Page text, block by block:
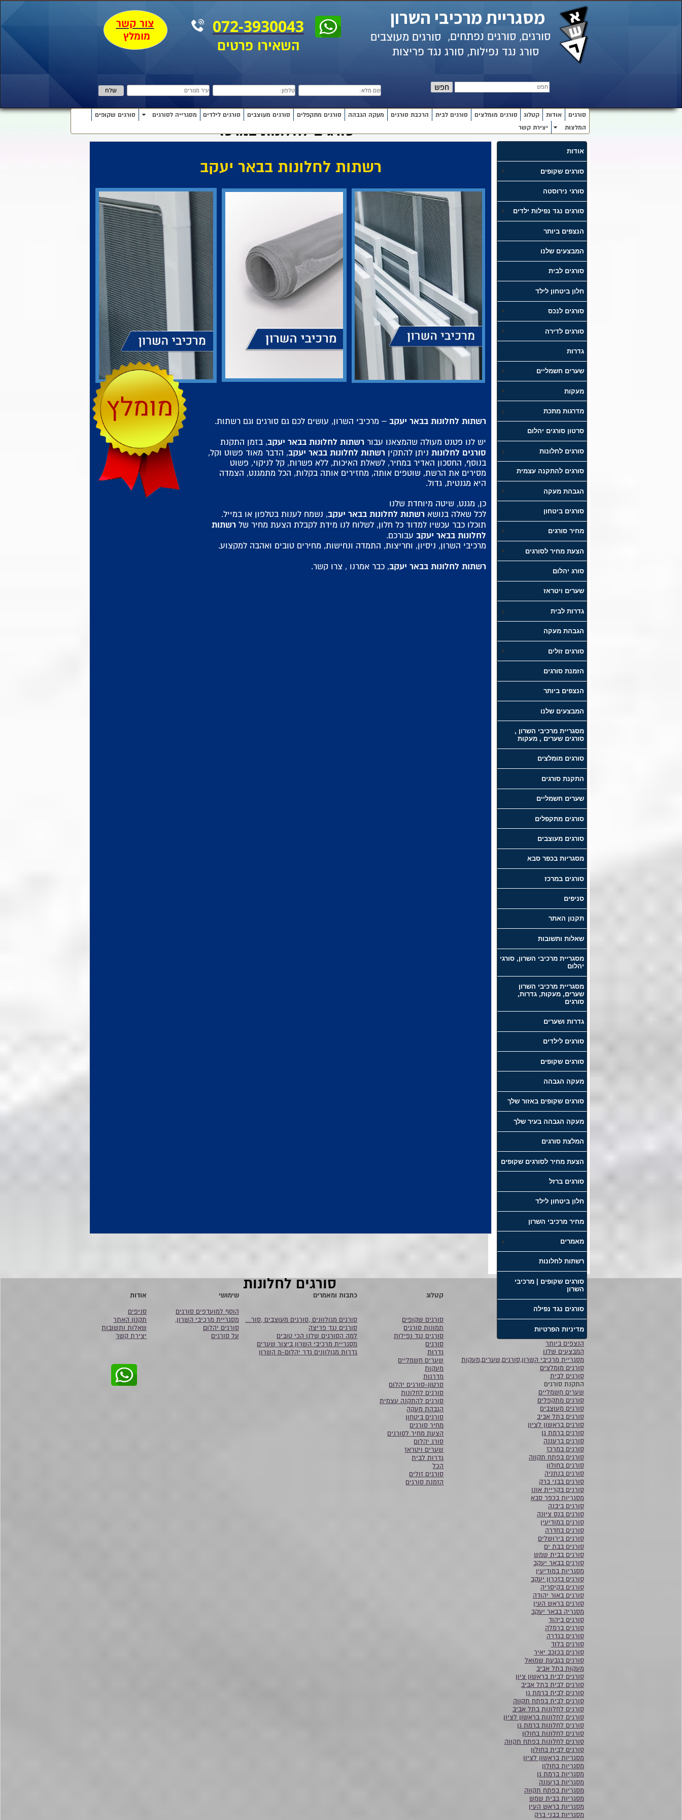
סורגים אודות קטלוג סורגים מומלצים סורגים לבית הרכבת סורגים מעקה הגבהה סורגים מתקפלים סורגים מעוצבים סורגים לילדים מסגרייה לסורגים
סורגים שקופים
המלצות
יצירת קשר
אודות
סורגים שקופים
סורגי נירוסטה
סורגים נגד נפילות ילדים
הנצפים ביותר
המבצעים שלנו
סורגים לבית
חלון ביטחון לילד
סורגים לנכס
סורגים לדירה
גדרות
שערים חשמליים
מעקות
מדרגות מתכת
סרטון סורגים יהלום
סורגים לחלונות
סורגים להתקנה עצמית
הגבהת מעקה
סורגים ביטחון
מחיר סורגים
הצעת מחיר לסורגים
סורג יהלום
שערים ויטראז
גדרות לבית
הגבהת מעקה
סורגים זולים
הזמנת סורגים
הנצפים ביותר
המבצעים שלנו
מסגריית מרכיבי השרון ,
סורגים שערים , מעקות
סורגים מומלצים
התקנת סורגים
שערים חשמליים
סורגים מתקפלים
סורגים מעוצבים
מסגריות בכפר סבא
סורגים במרכז
סניפים
תקנון האתר
שאלות ותשובות
מסגריית מרכיבי השרון, סורגי
יהלום
מסגריית מרכיבי השרון
שערים, מעקות, גדרות,
סורגים
גדרות ושערים
סורגים לילדים
סורגים שקופים
מעקה הגבהה
סורגים שקופים באזור שלך
מעקה הגבהה בעיר שלך
המלצת סורגים
הצעת מחיר לסורגים שקופים
סורגים ברזל
חלון ביטחון לילד
מחיר מרכיבי השרון
מאמרים
רשתות לחלונות
סורגים שקופים | מרכיבי
השרון
סורגים נגד נפילה
מדיניות הפרטיות
צור קשר
מומלץ
072-3930043 מסגריית מרכיבי השרון
סורגים, סורגים נפתחים,
סורגים מעוצבים
סורג נגד פריצות
סורג נגד נפילות,
חפש חפש
השאירו פרטים
סורגים לחלונות במרכז
רשתות לחלונות בבאר יעקב
רשתות לחלונות בבאר יעקב– מרכיבי השרון, עושים לכם גם סורגים וגם רשתות.
יש לנו פטנט מעולה שהמצאנו עבור רשתות לחלונות בבאר יעקב, בזמן התקנת
סורגים לחלונותניתן להתקין רשתות לחלונות בבאר יעקב, הדבר מאוד פשוט וקל,
בנוסף, החסכון האדיר במחיר, לשאלת האיכות, ללא פשרות, קל לניקוי, פשוט
מסירים את הרשת, שוטפים אותה, מחזירים אותה בקלות, הכל מתמגנט, הצמדה
היא מגנטית, גדול.
כן, מגנט, שיטה מיוחדת שלנו
לכל שאלה בנושא רשתות לחלונות בבאר יעקב, נשמח לענות בטלפון או במייל.
תוכלו כבר עכשיו למדוד כל חלון, לשלוח לנו מידת לקבלת הצעת מחיר של רשתות
לחלונות בבאר יעקבעבורכם.
מרכיבי השרון, ניסיון, וחריצות, התמדה ונחישות, מחירים טובים ואהבה למקצוע.
רשתות לחלונות בבאר יעקב, כבר אמרנו , צרו קשר.
דף הבית
סורגים
אודות
הנצפים ביותר
המבצעים שלנו
מסגריית מרכיבי השרון,סורגים,שערים,מעקות
סורגים מומלצים
סורגים לבית
התקנת סורגים
שערים חשמליים
סורגים מתקפלים
סורגים מעוצבים
סורגים בתל אביב
סורגים בראשון לציון
סורגים ברמת גן
סורגים ברעננה
סורגים במרכז
סורגים בפתח תקווה
סורגים בחולון
סורגים בנתניה
סורגים בבני ברק
סורגים בקריית אונו
מסגריות בכפר סבא
סורגים ביבנה
סורגים בנס ציונה
סורגים במודיעין
סורגים בחדרה
סורגים בירושלים
סורגים בבת ים
סורגים בבית שמש
סורגים בבאר יעקב
מסגריות במודיעין
סורגים בזכרון יעקב
סורגים בקיסריה
סורגים באור יהודה
סורגים בראש העין
מסגריה בבאר יעקב
סורגים ביהוד
סורגים ברמלה
סורגים בגדרה
סורגים בלוד
סורגים בכוכב יאיר
סורגים בגבעת שמואל
מעקות בתל אביב
סורגים לבית בראשון ציון
סורגים לבית בתל אביב
סורגים לבית ברמת גן
סורגים לבית בפתח תקווה
סורגים לחלונות בתל אביב
סורגים לחלונות בראשון לציון
סורגים לחלונות ברמת גן
סורגים לחלונות בחולון
סורגים לחלונות בפתח תקווה
סורגים לבית בחולון
מסגריות בראשון לציון
מסגריות בחולון
מסגריות ברמת גן
מסגריות ברעננה
מסגריות בפתח תקווה
מסגריות בבית שמש
מסגריות בראש העין
מסגריות בבני ברק
קטלוג
סורגים שקופים
תמונות סורגים
סורגים נגד נפילות
סורגים
גדרות
שערים חשמליים
מעקות
מדרגות
סרטון-סורגים יהלום
סורגים לחלונות
סורגים להתקנה עצמית
הגבהת מעקה
סורגים ביטחון
מחיר סורגים
הצעת מחיר לסורגים
סורג יהלום
שערים ויטראז
גדרות לבית
הכל
סורגים זולים
הזמנת סורגים
כתבות ומאמרים
סורגים מגולוונים ,סורגים מעוצבים ,סור...
סורגים נגד פריצה
למה הסורגים שלנו הכי טובים
מסגריית מרכיבי השרון ביצור שערים
גדרות מגולוונים גדר יהלום-מ השרון
שימושי
הוסף למועדפים סורגים
מסגריית מרכיבי השרון,
סורגים יהלום
על סורגים
אודות
סניפים
תקנון האתר
שאלות ותשובות
יצירת קשר
סורגים לחלונות